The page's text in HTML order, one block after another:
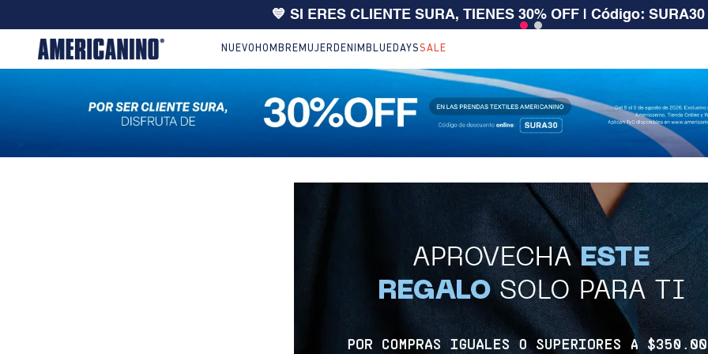
💙 SI ERES CLIENTE SURA, TIENES 30% OFF | Código: SURA30
NUEVO HOMBRE MUJER DENIM BLUEDAYSSALE